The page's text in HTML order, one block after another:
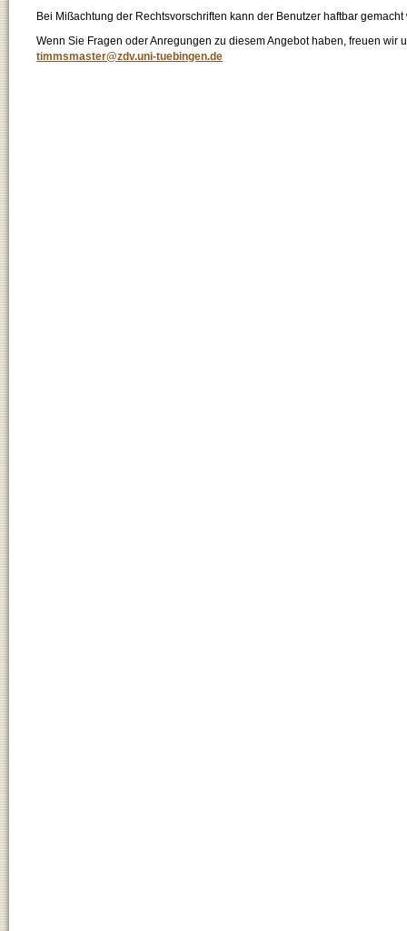
Bei Mißachtung der Rechtsvorschriften kann der Benutzer haftbar gemacht
Wenn Sie Fragen oder Anregungen zu diesem Angebot haben, freuen wir
timmsmaster@zdv.uni-tuebingen.de